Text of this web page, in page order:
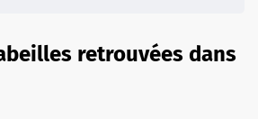
retrouvées dans